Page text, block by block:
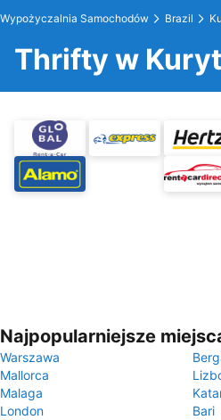
Wypożyczalnia Samochodów Brazil
Thrifty w
Najpopularniejsze
Warszawa
Mallorca
Malaga
London
Bari